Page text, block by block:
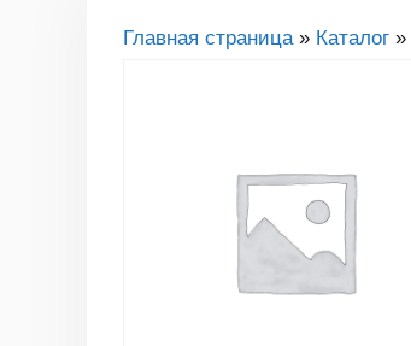
Главная страница» Каталог »